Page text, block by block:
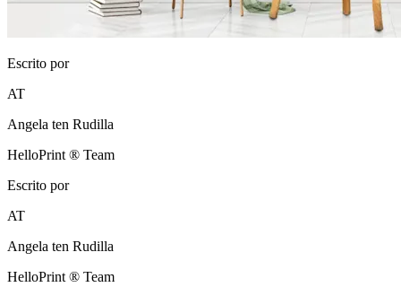
Escrito por
AT
Angela ten Rudilla
HelloPrint ® Team
Escrito por
AT
Angela ten Rudilla
HelloPrint ® Team